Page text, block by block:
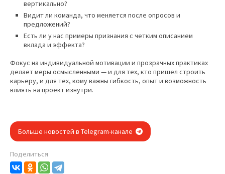
вертикально?
Видит ли команда, что меняется после опросов и
предложений?
Есть ли у нас примеры признания с четким описанием
вклада и эффекта?
Фокус на индивидуальной мотивации и прозрачных практиках
делает меры осмысленными — и для тех, кто пришел строить
карьеру, и для тех, кому важны гибкость, опыт и возможность
влиять на проект изнутри.
Больше новостей в Telegram-канале
Поделиться